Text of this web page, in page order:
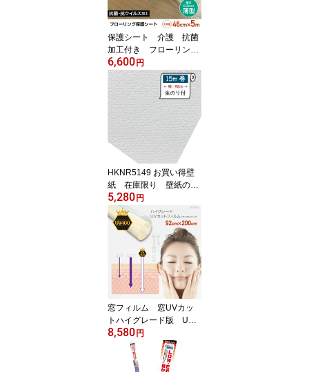
保護シート 介護 抗菌
加工付き フローリング
保護シート ハイグレー
ド版 段差が気にならな
い0.2mm厚 お掃除ロボ
ット対応 トイレ 車椅
子 汚れ防止 キズ防
止 透明 弱粘着 使用
後はがせる 46cm×5m
巻 日本製 メーカー直
営店 リンテックコマー
ス KG200A05S
6,600円
HKNR5149 お買い得壁
紙 在庫限り 壁紙の上
から重ねて貼れる 生の
り付き壁紙 建築基準法
適合壁紙 15m巻 凸凹
少ないホワイト 汎用性
の高い白い壁紙
5,280円
窓フィルム 窓UVカッ
トハイグレード版 UV4
00対応 紫外線カットフ
ィルム 無色透明タイ
プ UV波長域300〜400
nmカット Lサイズ 92
8,580円